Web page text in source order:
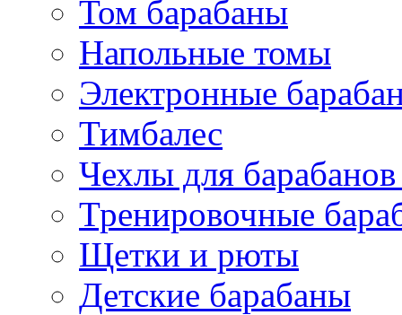
Том барабаны
Напольные томы
Электронные
Тимбалес
Чехлы для
Тренировочные
Щетки и рюты
Детские барабаны